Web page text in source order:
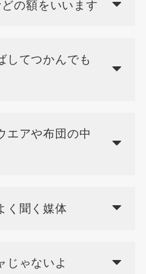
の額をいいます
てつかんでも
アや布団の中
聞く媒体
ゃないよ